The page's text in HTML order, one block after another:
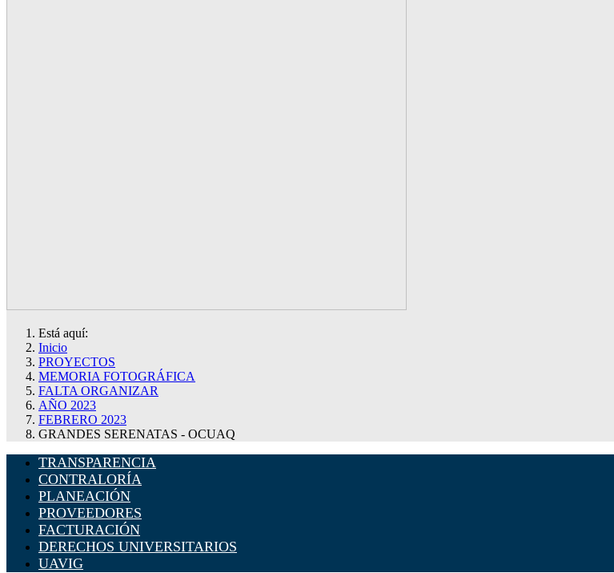
Está aquí:
Inicio
PROYECTOS
MEMORIA FOTOGRÁFICA
FALTA ORGANIZAR
AÑO 2023
FEBRERO 2023
GRANDES SERENATAS - OCUAQ
TRANSPARENCIA
CONTRALORÍA
PLANEACIÓN
PROVEEDORES
FACTURACIÓN
DERECHOS UNIVERSITARIOS
UAVIG